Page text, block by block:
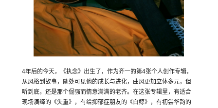
4年后的今天，《执念》出生了，作为齐一的第4张个人创作专辑，
从风格到故事，随处可见他的成长与进化，曲风更加立体多元，但
听到底，还是那个倔强而情意满满的老齐。在这张专辑里，有适合
现场演绎的《失重》，有给抑郁症朋友的《白鲸》，有初尝华韵的